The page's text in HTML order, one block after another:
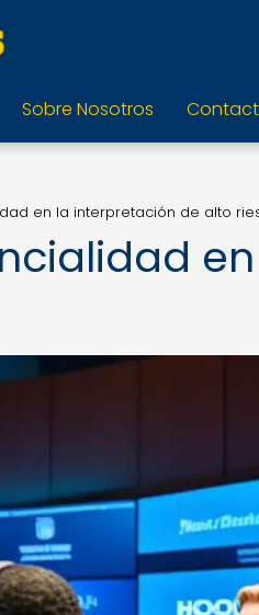
Sobre Nosotros
en la interpretación de alto